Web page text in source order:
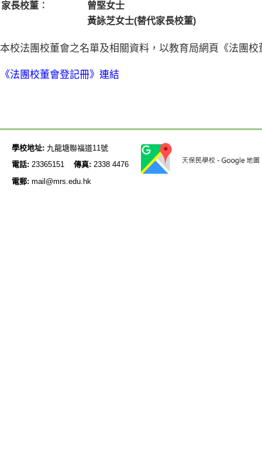
家長校董︰
曾堅女士
黃詠芝女士(替代家長校董)
本校法團校董會之名單及相關資料，以教育局網頁《法團
《法團校董會登記冊》連結
學校地址: 九龍塘聯福道11號
電話: 23365151 傳真: 2338 4476
電郵: mail@mrs.edu.hk